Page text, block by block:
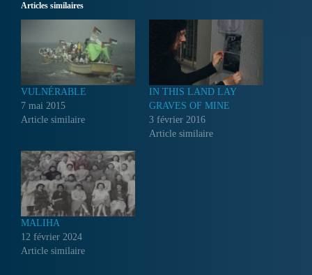
Articles similaires
VULNÉRABLE
7 mai 2015
Article similaire
IN THIS LAND LAY
GRAVES OF MINE
3 février 2016
Article similaire
MALIHA
12 février 2024
Article similaire